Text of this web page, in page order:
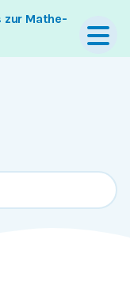
zur Mathe-